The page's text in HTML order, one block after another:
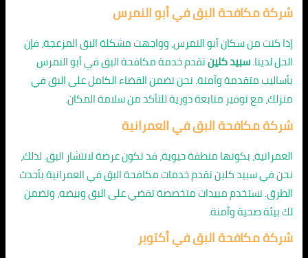
شركة مكافحة البق في أبو النمرس
إذا كنت من سكان أبو النمرس، وواجهت مشكلة البق المزعجة، فإن
الحل لدينا.سبيد كلينتقدم خدمة مكافحة البق في أبو النمرس
بأساليب متقدمة وآمنة. نحن نضمن القضاء الكامل على البق في
منزلك، مع توفير متابعة دورية للتأكد من سلامة المكان.
شركة مكافحة البق في العمرانية
العمرانية، بكونها منطقة حيوية، قد تكون عرضة لانتشار البق. لذلك،
نحن في سبيد كلين نقدم خدمات مكافحة البق في العمرانية بأحدث
الطرق. نستخدم مبيدات متخصصة تقضي على البق وبيضه، وتضمن
لك بيئة صحية وآمنة.
شركة مكافحة البق في أكتوبر